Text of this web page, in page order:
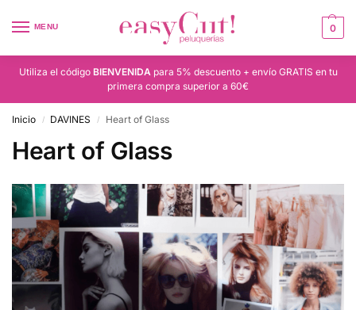
MENU 0
Utiliza el código BIENVENIDApara 5% descuento + envío GRATIS en tu
primera compra superior a 60€
Inicio / DAVINES / Heart of Glass
Heart of Glass